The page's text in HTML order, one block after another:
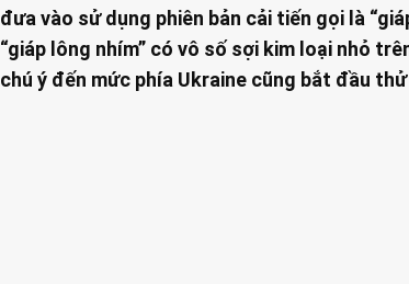
đưa vào sử dụng phiên bản cải tiến gọi là
“giáp lông nhím” có vô số sợi kim loại nhỏ
chú ý đến mức phía Ukraine cũng bắt đầu